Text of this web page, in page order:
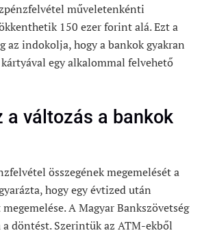
műveletenkénti
150 ezer forint alá. Ezt a
az indokolja, hogy a bankok gyakran
egy alkalommal felvehető
a változás a bankok
összegének megemelését a
hogy egy évtized után
A Magyar Bankszövetség
döntést. Szerintük az ATM-ekből